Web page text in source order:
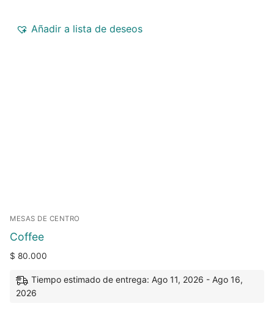
Añadir a lista de deseos
MESAS DE CENTRO
Coffee
$ 80.000
Tiempo estimado de entrega: Ago 11, 2026 - Ago 16,
2026